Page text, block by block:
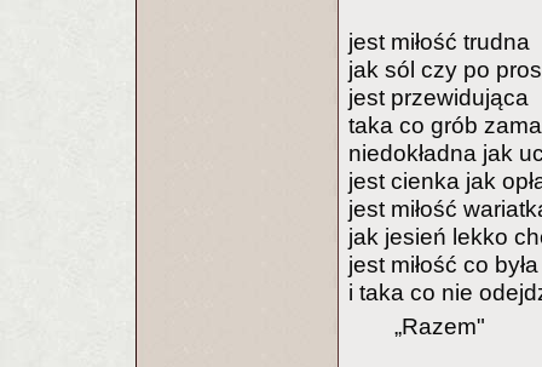
jest miłość trudna
jak sól czy po
jest przewidująca
taka co grób
niedokładna jak
jest cienka jak
jest miłość
jak jesień lekko
jest miłość co
i taka co nie
„Razem"